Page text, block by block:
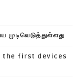
the first devices